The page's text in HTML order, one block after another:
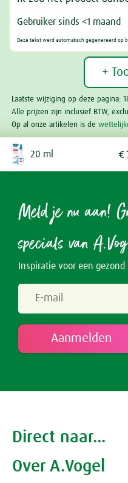
Gebruiker sinds <1 maand
Deze tekst werd automatisch gegenereerd op
+
Laatste wijziging op deze pagina:
Alle prijzen zijn inclusief BTW,
Op al onze artikelen is de
20 ml €
Meld je nu aan!
specials van
Inspiratie voor een
Direct naar...
Producten
Over A.Vogel